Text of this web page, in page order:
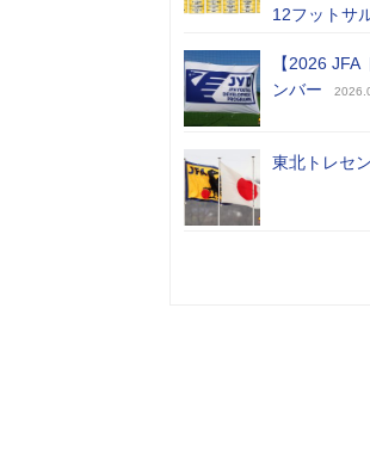
12フットサ
【2026
ンバー
東北トレセ